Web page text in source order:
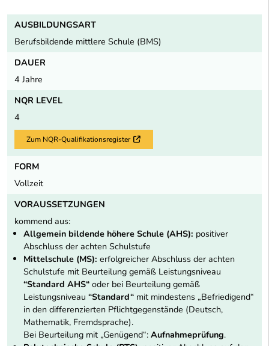
AUSBILDUNGSART
Berufsbildende mittlere Schule (BMS)
DAUER
4 Jahre
NQR LEVEL
4
Zum NQR-Qualifikationsregister Externer Link
FORM
Vollzeit
VORAUSSETZUNGEN
kommend aus:
Allgemein bildende höhere Schule (AHS): positiver
Abschluss der achten Schulstufe
Mittelschule (MS): erfolgreicher Abschluss der achten
Schulstufe mit Beurteilung gemäß Leistungsniveau
“Standard AHS“ oder bei Beurteilung gemäß
Leistungsniveau “Standard“ mit mindestens „Befriedigend“
in den differenzierten Pflichtgegenstände (Deutsch,
Mathematik, Fremdsprache).
Bei Beurteilung mit „Genügend“: Aufnahmeprüfung.